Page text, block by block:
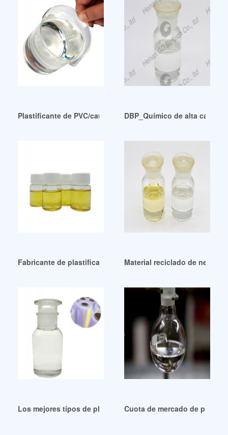
Plastificante de PVC/caucho Dop 99,5 % de alto rendimiento
DBP_Químico de alta calidad
Fabricante de plastificantes de buena calidad en Ecuador
Material reciclado de
Los mejores tipos de plastificantes de pvc ecológicos y
Cuota de mercado de